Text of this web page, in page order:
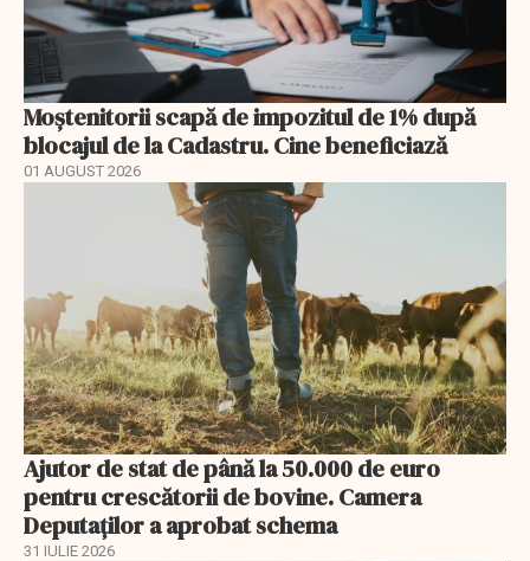
Moștenitorii scapă de impozitul de 1% după
blocajul de la Cadastru. Cine beneficiază
01 AUGUST 2026
Ajutor de stat de până la 50.000 de euro
pentru crescătorii de bovine. Camera
Deputaților a aprobat schema
31 IULIE 2026